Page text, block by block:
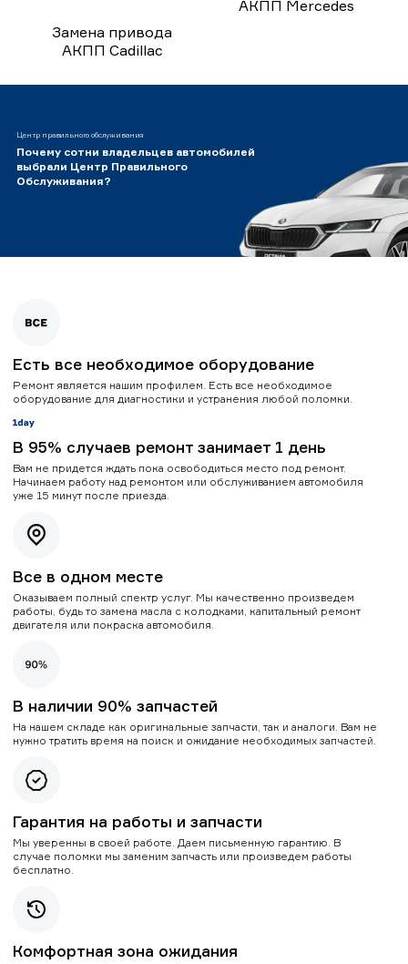
Замена привода
АКПП Cadillac
АКПП Mercedes
Центр правильного обслуживания
Почему сотни владельцев автомобилей
выбрали Центр Правильного
Обслуживания?
Есть все необходимое оборудование
Ремонт является нашим профилем. Есть все необходимое
оборудование для диагностики и устранения любой поломки.
В 95% случаев ремонт занимает 1 день
Вам не придется ждать пока освободиться место под ремонт.
Начинаем работу над ремонтом или обслуживанием автомобиля
уже 15 минут после приезда.
Все в одном месте
Оказываем полный спектр услуг. Мы качественно произведем
работы, будь то замена масла с колодками, капитальный ремонт
двигателя или покраска автомобиля.
В наличии 90% запчастей
На нашем складе как оригинальные запчасти, так и аналоги. Вам не
нужно тратить время на поиск и ожидание необходимых запчастей.
Гарантия на работы и запчасти
Мы уверенны в своей работе. Даем письменную гарантию. В
случае поломки мы заменим запчасть или произведем работы
бесплатно.
Комфортная зона ожидания